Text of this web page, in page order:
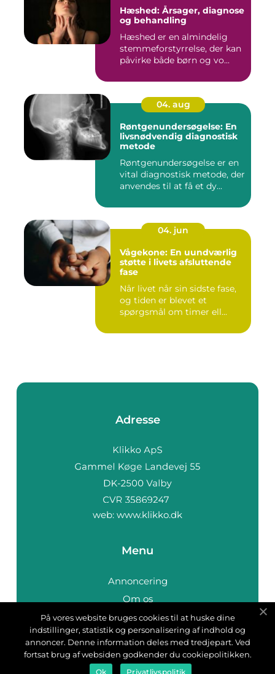
Hæshed: Årsager, diagnose
og behandling
Hæshed er en almindelig
stemmeforstyrrelse, der kan
påvirke både børn og vo...
04. aug
Røntgenundersøgelse: En
livsnødvendig diagnostisk
metode
Røntgenundersøgelse er en
vital diagnostisk metode, der
anvendes til at få et dy...
04. jun
Vågekone: En uundværlig
støtte i livets afsluttende
fase
Når livet når sin sidste fase,
og tiden er blevet et
spørgsmål om timer ell...
Adresse
web: www.klikko.dk
Menu
Annoncering
Om os
Cookies
Kontakt os
Sitemap
På vores website bruges cookies til at huske dine
indstillinger, statistik og personalisering af indhold og
annoncer. Denne information deles med tredjepart. Ved
fortsat brug af websiden godkender du cookiepolitikken.
Ok Privatlivspolitik